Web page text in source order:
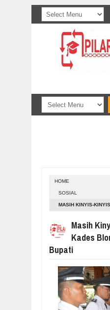
HOME
SOSIAL
MASIH KINYIS-
Masih
Kades
Bupati